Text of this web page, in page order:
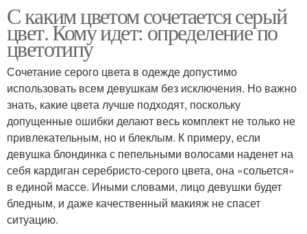
С каким цветом сочетается серый
цвет. Кому идет: определение по
цветотипу
Сочетание серого цвета в одежде допустимо
использовать всем девушкам без исключения. Но важно
знать, какие цвета лучше подходят, поскольку
допущенные ошибки делают весь комплект не только не
привлекательным, но и блеклым. К примеру, если
девушка блондинка с пепельными волосами наденет на
себя кардиган серебристо-серого цвета, она «сольется»
в единой массе. Иными словами, лицо девушки будет
бледным, и даже качественный макияж не спасет
ситуацию.